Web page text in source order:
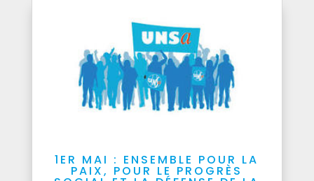
1ER MAI : ENSEMBLE POUR LA
PAIX, POUR LE PROGRÈS